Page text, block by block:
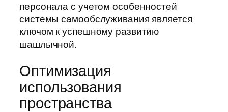
персонала с учетом особенностей
системы самообслуживания является
ключом к успешному развитию
шашлычной.
Оптимизация
использования
пространства